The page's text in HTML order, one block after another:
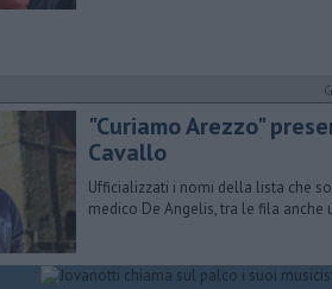
"Curiamo Arezzo"
Cavallo
Ufficializzati i nomi della lista che
medico De Angelis, tra le fila